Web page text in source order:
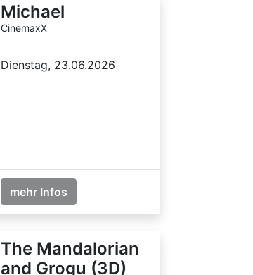
Michael
CinemaxX
Dienstag, 23.06.2026
mehr Infos
The Mandalorian
and Grogu (3D)